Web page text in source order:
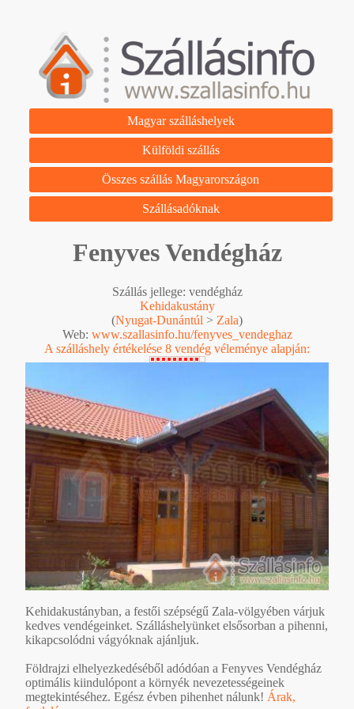
Magyar szálláshelyek
Külföldi szállás
Összes szállás Magyarországon
Szállásadóknak
Fenyves Vendégház
Szállás jellege: vendégház
Kehidakustány
(Nyugat-Dunántúl > Zala)
Web: www.szallasinfo.hu/fenyves_vendeghaz
A szálláshely értékelése 8 vendég véleménye alapján:
Kehidakustányban, a festői szépségű Zala-völgyében várjuk
kedves vendégeinket. Szálláshelyünket elsősorban a pihenni,
kikapcsolódni vágyóknak ajánljuk.
Földrajzi elhelyezkedéséből adódóan a Fenyves Vendégház
optimális kiindulópont a környék nevezetességeinek
megtekintéséhez. Egész évben pihenhet nálunk! Árak,